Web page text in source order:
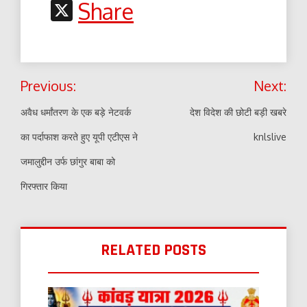
X
Share
Post
navigation
Previous:
अवैध धर्मांतरण के एक बड़े नेटवर्क
का पर्दाफाश करते हुए यूपी एटीएस ने
जमालुद्दीन उर्फ छांगुर बाबा को
गिरफ्तार किया
Next:
देश विदेश की छोटी बड़ी खबरे
knlslive
RELATED POSTS